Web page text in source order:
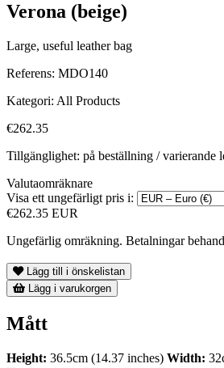
Verona (beige)
Large, useful leather bag
Referens: MDO140
Kategori: All Products
€262.35
Tillgänglighet: på beställning / varierande
Valutaomräknare
Visa ett ungefärligt pris i:
€262.35 EUR
Ungefärlig omräkning. Betalningar
Lägg till i önskelistan
Lägg i varukorgen
Mått
Height: 36.5cm (14.37 inches) Width: